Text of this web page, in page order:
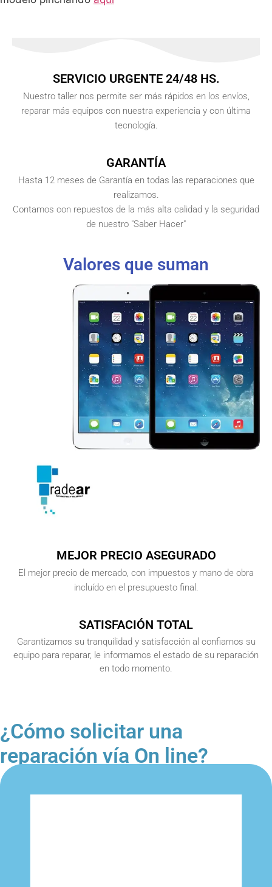
SERVICIO URGENTE 24/48 HS.
Nuestro taller nos permite ser más rápidos en los envíos,
reparar más equipos con nuestra experiencia y con última
tecnología.
GARANTÍA
Hasta 12 meses de Garantía en todas las reparaciones que
realizamos.
Contamos con repuestos de la más alta calidad y la seguridad
de nuestro "Saber Hacer"
Valores que suman
MEJOR PRECIO ASEGURADO
El mejor precio de mercado, con impuestos y mano de obra
incluído en el presupuesto final.
SATISFACIÓN TOTAL
Garantizamos su tranquilidad y satisfacción al confiarnos su
equipo para reparar, le informamos el estado de su reparación
en todo momento.
¿Cómo solicitar una
reparación vía On line?